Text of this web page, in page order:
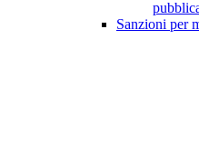
Sanzioni per